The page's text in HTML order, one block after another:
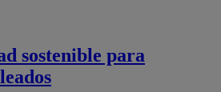
sostenible para